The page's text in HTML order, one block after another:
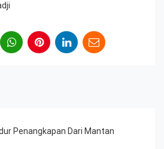
Penangkapan Dari Mantan